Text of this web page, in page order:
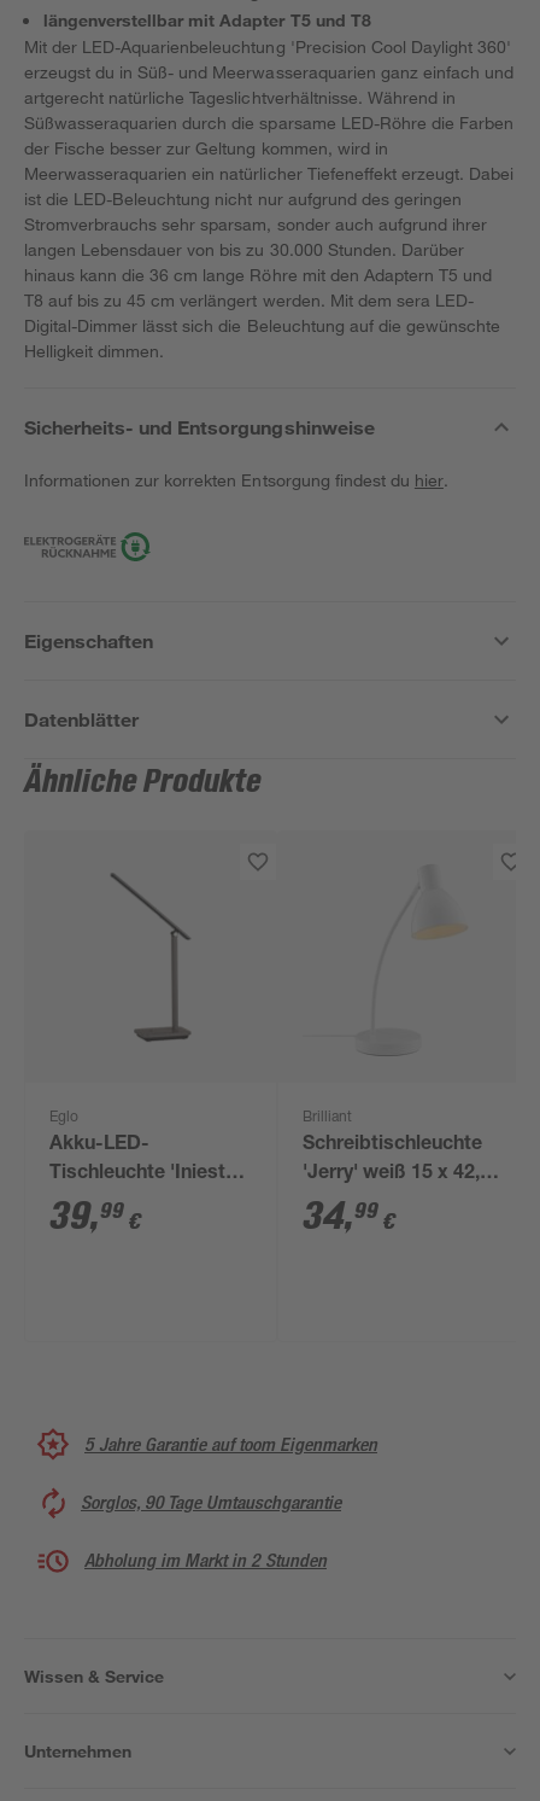
längenverstellbar mit Adapter T5 und T8
Mit der LED-Aquarienbeleuchtung 'Precision Cool Daylight 360'
erzeugst du in Süß- und Meerwasseraquarien ganz einfach und
artgerecht natürliche Tageslichtverhältnisse. Während in
Süßwasseraquarien durch die sparsame LED-Röhre die Farben
der Fische besser zur Geltung kommen, wird in
Meerwasseraquarien ein natürlicher Tiefeneffekt erzeugt. Dabei
ist die LED-Beleuchtung nicht nur aufgrund des geringen
Stromverbrauchs sehr sparsam, sonder auch aufgrund ihrer
langen Lebensdauer von bis zu 30.000 Stunden. Darüber
hinaus kann die 36 cm lange Röhre mit den Adaptern T5 und
T8 auf bis zu 45 cm verlängert werden. Mit dem sera LED-
Digital-Dimmer lässt sich die Beleuchtung auf die gewünschte
Helligkeit dimmen.
Sicherheits- und Entsorgungshinweise
Informationen zur korrekten Entsorgung findest du hier.
Eigenschaften
Datenblätter
Ähnliche Produkte
Eglo
Akku-LED-
Tischleuchte 'Iniesta'
CCT
cappuccino/schwarz
39,99 €
Brilliant
Schreibtischleuchte
'Jerry' weiß 15 x 42,9
x 31 cm
34,99 €
5 Jahre Garantie auf toom Eigenmarken
Sorglos, 90 Tage Umtauschgarantie
Abholung im Markt in 2 Stunden
Wissen & Service
Unternehmen